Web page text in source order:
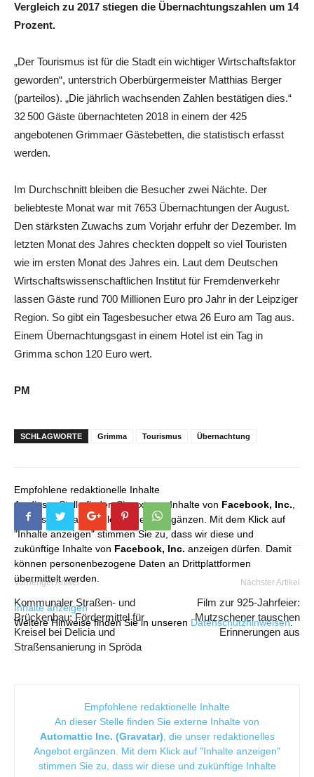
Vergleich zu 2017 stiegen die Übernachtungszahlen um 14
Prozent.
„Der Tourismus ist für die Stadt ein wichtiger Wirtschaftsfaktor
geworden“, unterstrich Oberbürgermeister Matthias Berger
(parteilos). „Die jährlich wachsenden Zahlen bestätigen dies.“
32 500 Gäste übernachteten 2018 in einem der 425
angebotenen Grimmaer Gästebetten, die statistisch erfasst
werden.
Im Durchschnitt bleiben die Besucher zwei Nächte. Der
beliebteste Monat war mit 7653 Übernachtungen der August.
Den stärksten Zuwachs zum Vorjahr erfuhr der Dezember. Im
letzten Monat des Jahres checkten doppelt so viel Touristen
wie im ersten Monat des Jahres ein. Laut dem Deutschen
Wirtschaftswissenschaftlichen Institut für Fremdenverkehr
lassen Gäste rund 700 Millionen Euro pro Jahr in der Leipziger
Region. So gibt ein Tagesbesucher etwa 26 Euro am Tag aus.
Einem Übernachtungsgast in einem Hotel ist ein Tag in
Grimma schon 120 Euro wert.
PM
SCHLAGWORTE Grimma Tourismus Übernachtung
Empfohlene redaktionelle Inhalte
An dieser Stelle finden Sie externe Inhalte von Facebook, Inc.,
die unser redaktionelles Angebot ergänzen. Mit dem Klick auf
"Inhalte anzeigen" stimmen Sie zu, dass wir diese und
zukünftige Inhalte von Facebook, Inc. anzeigen dürfen. Damit
können personenbezogene Daten an Drittplattformen
übermittelt werden.
Inhalte anzeigen
Weitere Hinweise finden Sie in unseren Datenschutzhinweisen.
Vorheriger Artikel
Kommunaler Straßen- und
Brückenbau: Fördermittel für
Kreisel bei Delicia und
Straßensanierung in Spröda
Nächster Artikel
Film zur 925-Jahrfeier:
Mutzschener tauschen
Erinnerungen aus
Empfohlene redaktionelle Inhalte
An dieser Stelle finden Sie externe Inhalte von
Automattic Inc. (Gravatar), die unser redaktionelles
Angebot ergänzen. Mit dem Klick auf "Inhalte anzeigen"
stimmen Sie zu, dass wir diese und zukünftige Inhalte